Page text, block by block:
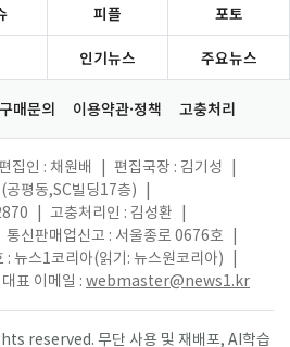
피플 포토
인기뉴스 주요뉴스
매문의 이용약관·정책 고충처리
집인 : 채원배 편집국장 : 김기성
공평동,SC빌딩17층)
고충처리인 : 김성환
통신판매업신고 : 서울종로 0676호
: 뉴스1코리아(읽기: 뉴스원코리아)
대표 이메일 : webmaster@news1.kr
reserved. 무단 사용 및 재배포, AI학습